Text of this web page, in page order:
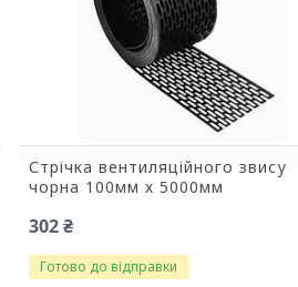
Стрічка вентиляційного звису
чорна 100мм х 5000мм
302 ₴
Готово до відправки